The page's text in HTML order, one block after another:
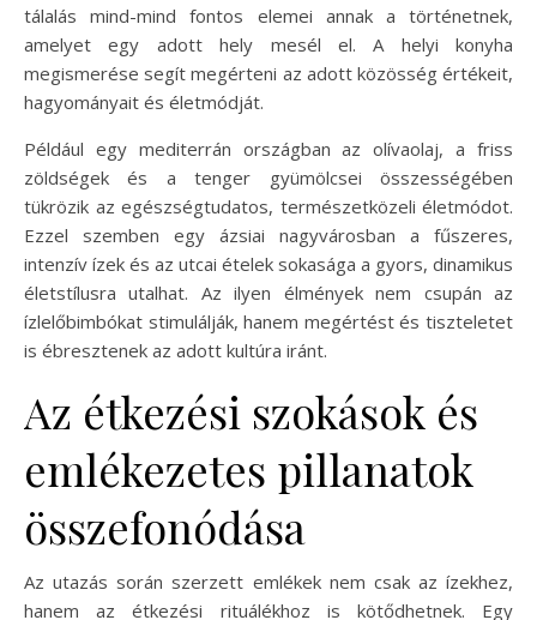
tálalás mind-mind fontos elemei annak a történetnek,
amelyet egy adott hely mesél el. A helyi konyha
megismerése segít megérteni az adott közösség értékeit,
hagyományait és életmódját.
Például egy mediterrán országban az olívaolaj, a friss
zöldségek és a tenger gyümölcsei összességében
tükrözik az egészségtudatos, természetközeli életmódot.
Ezzel szemben egy ázsiai nagyvárosban a fűszeres,
intenzív ízek és az utcai ételek sokasága a gyors, dinamikus
életstílusra utalhat. Az ilyen élmények nem csupán az
ízlelőbimbókat stimulálják, hanem megértést és tiszteletet
is ébresztenek az adott kultúra iránt.
Az étkezési szokások és
emlékezetes pillanatok
összefonódása
Az utazás során szerzett emlékek nem csak az ízekhez,
hanem az étkezési rituálékhoz is kötődhetnek. Egy